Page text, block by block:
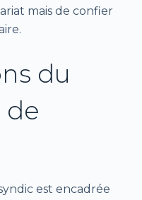
mais de confier
du
de
est encadrée